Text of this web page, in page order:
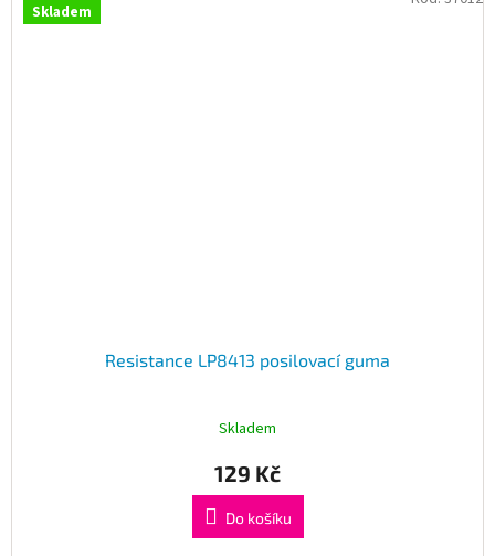
Skladem
Resistance LP8413 posilovací guma
Skladem
129 Kč
Do košíku